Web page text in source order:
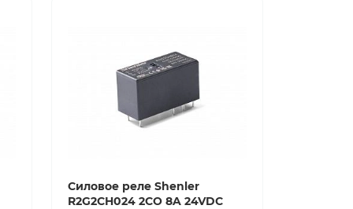
Силовое реле Shenler
R2G2CH024 2CO 8A 24VDC